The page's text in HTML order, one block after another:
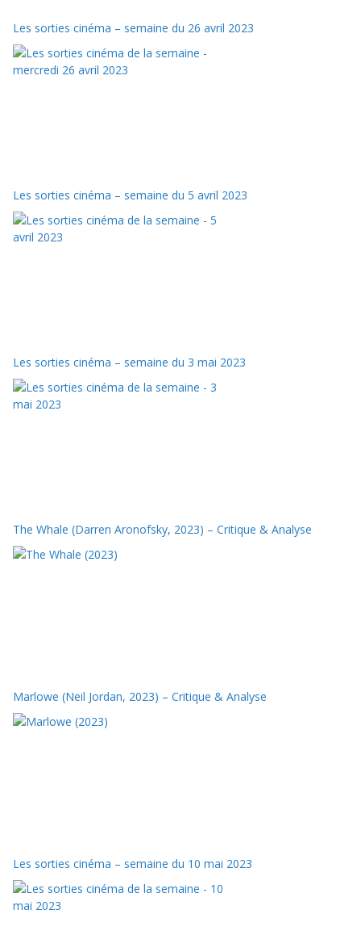
Les sorties cinéma – semaine du 26 avril 2023
Les sorties cinéma – semaine du 5 avril 2023
Les sorties cinéma – semaine du 3 mai 2023
The Whale (Darren Aronofsky, 2023) – Critique & Analyse
Marlowe (Neil Jordan, 2023) – Critique & Analyse
Les sorties cinéma – semaine du 10 mai 2023